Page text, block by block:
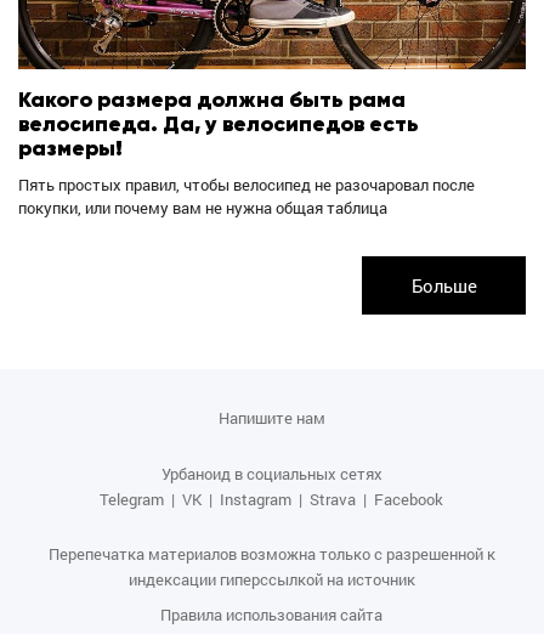
Какого размера должна быть рама
велосипеда. Да, у велосипедов есть
размеры!
Пять простых правил, чтобы велосипед не разочаровал после
покупки, или почему вам не нужна общая таблица
Больше
Напишите нам
Урбаноид в социальных сетях
Telegram |VK | Instagram |Strava | Facebook
Перепечатка материалов возможна только с разрешенной к
индексации гиперссылкой на источник
Правила использования сайта